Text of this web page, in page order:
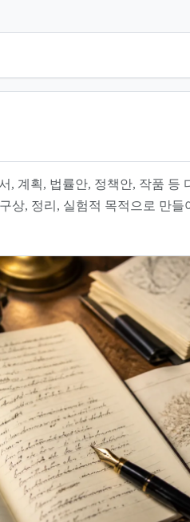
, 계획, 법률안, 정책안, 작품 등
상, 정리, 실험적 목적으로 만
세스
항
경